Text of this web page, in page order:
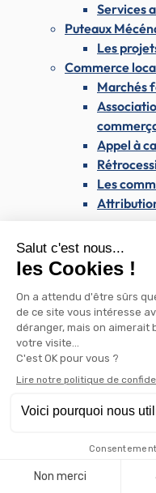
Services
Puteaux
Les
Commerce
Marchés
Appel à
Les
Westfield
Santé & Solidarité
Santé &
Santé et soins
Centre
Santé
et